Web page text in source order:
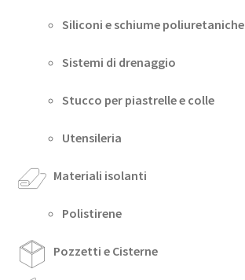
Siliconi e schiume poliuretaniche
Sistemi di drenaggio
Stucco per piastrelle e colle
Utensileria
Materiali isolanti
Polistirene
Pozzetti e Cisterne